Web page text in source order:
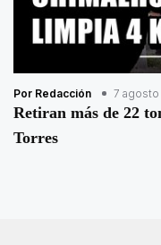
Por Redacción 7
Retiran más de 22
Torres